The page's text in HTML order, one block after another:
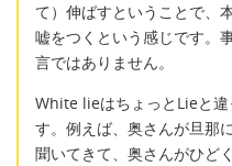
て）伸ばすということで、
嘘をつくという感じです。
言ではありません。
White lieはちょっとLieと違
す。例えば、奥さんが旦那
聞いてきて、奥さんがひど